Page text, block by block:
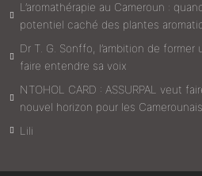
L’aromathérapie au Cameroun :
potentiel caché des plantes
Dr T. G. Sonffo, l’ambition de
faire entendre sa voix
NTOHOL CARD : ASSURPAL veut
nouvel horizon pour les Camerounais
Lili